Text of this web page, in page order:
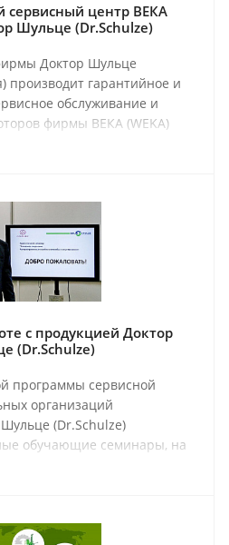
сервисный центр ВЕКА
Шульце (Dr.Schulze)
Доктор Шульце
производит гарантийное и
обслуживание и
фирмы ВЕКА (WEKA)
с продукцией Доктор
(Dr.Schulze)
программы сервисной
организаций
(Dr.Schulze)
обучающие семинары, на